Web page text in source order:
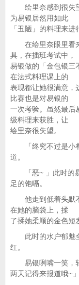
绘里奈感到很失望
为易银居然用如此
「丑陋」的料理来进
在绘里奈眼里看来
具，在插班考试中，
易银做的「金包银三
在法式料理课上的
表现都让她很满意，
比赛也是对易银的
一次考验。虽然最后
级料理来获胜，让
绘里奈很失望。
「终究不过是小
道。
「恶~ 」此时的易
足的饱嗝。
他走到低着头默不
在她的脑袋上，揉
了揉她柔顺的金色短
此时的水户郁魅全
红。
易银咧嘴一笑，轻
两天记得来报道哦~」